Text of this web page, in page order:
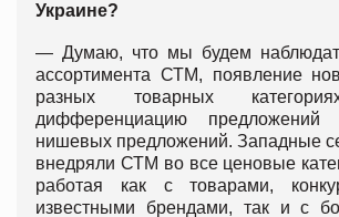
Украине?
— Думаю, что мы будем
ассортимента СТМ, появление
разных товарных
дифференциацию предложений
нишевых предложений. Западные
внедряли СТМ во все ценовые
работая как с товарами,
известными брендами, так и с